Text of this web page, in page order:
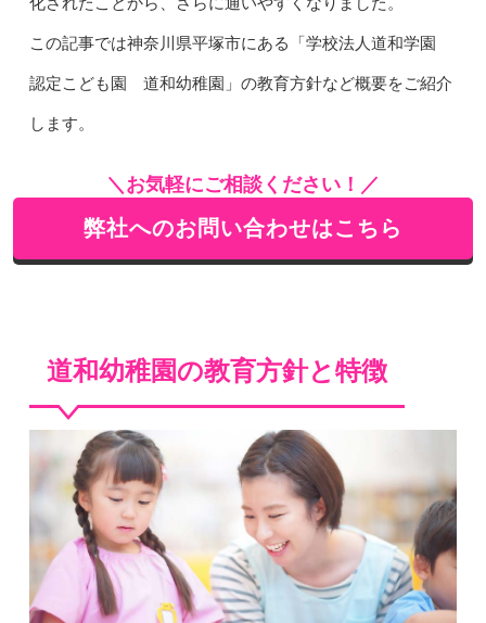
この記事では神奈川県平塚市にある「学校法人道和学園
認定こども園 道和幼稚園」の教育方針など概要をご紹介
します。
＼お気軽にご相談ください！／
弊社へのお問い合わせはこちら
道和幼稚園の教育方針と特徴